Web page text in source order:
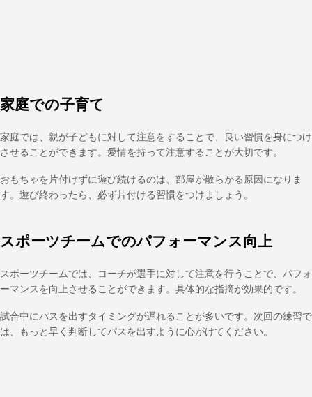
家庭での子育て
家庭では、親が子どもに対して注意をすることで、良い習慣を身につけ
させることができます。愛情を持って注意することが大切です。
おもちゃを片付けずに遊び続けるのは、部屋が散らかる原因になりま
す。遊び終わったら、必ず片付ける習慣をつけましょう。
スポーツチームでのパフォーマンス向上
スポーツチームでは、コーチが選手に対して注意を行うことで、パフォ
ーマンスを向上させることができます。具体的な指摘が効果的です。
試合中にパスを出すタイミングが遅れることが多いです。次回の練習で
は、もっと早く判断してパスを出すように心がけてください。